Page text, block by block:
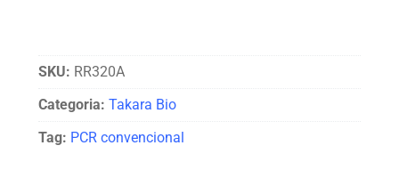
SKU: RR320A
Categoria: Takara Bio
Tag: PCR convencional